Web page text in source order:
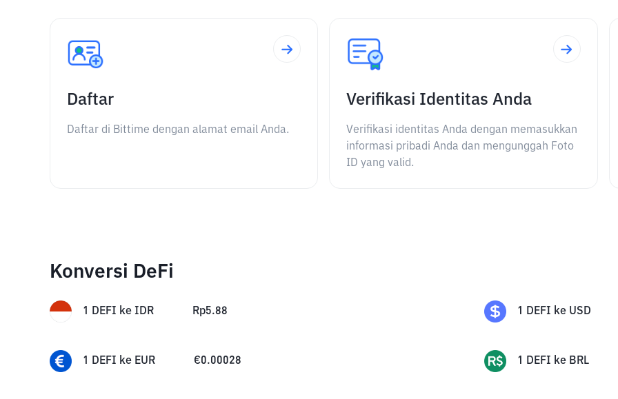
Daftar
Daftar di Bittime dengan alamat email Anda.
Verifikasi Identitas Anda
Verifikasi identitas Anda dengan memasukkan
informasi pribadi Anda dan mengunggah Foto
ID yang valid.
Konversi DeFi
1 DEFI ke IDR Rp5.88 1 DEFI ke USD
1 DEFI ke EUR €0.00028 1 DEFI ke BRL